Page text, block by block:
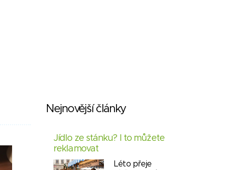
Nejnovější články
Jídlo ze stánku? I to můžete
reklamovat
Léto přeje